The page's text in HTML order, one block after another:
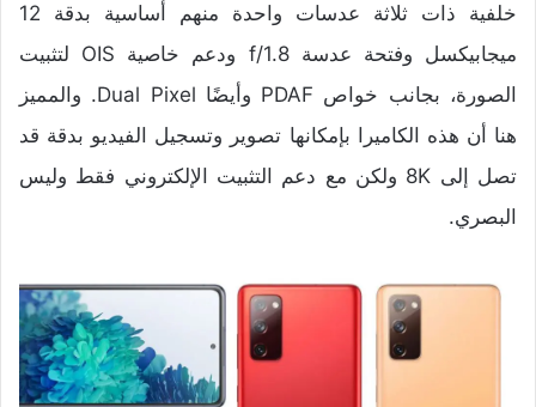
خلفية ذات ثلاثة عدسات واحدة منهم أساسية بدقة 12
ميجابيكسل وفتحة عدسة f/1.8 ودعم خاصية OIS لتثبيت
الصورة، بجانب خواص PDAF وأيضًا Dual Pixel. والمميز
هنا أن هذه الكاميرا بإمكانها تصوير وتسجيل الفيديو بدقة قد
تصل إلى 8K ولكن مع دعم التثبيت الإلكتروني فقط وليس
البصري.